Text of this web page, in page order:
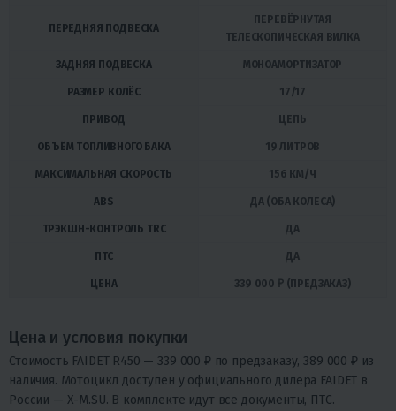
ПЕРЕДНЯЯ ПОДВЕСКА
ПЕРЕВЁРНУТАЯ
ТЕЛЕСКОПИЧЕСКАЯ ВИЛКА
ЗАДНЯЯ ПОДВЕСКА МОНОАМОРТИЗАТОР
РАЗМЕР КОЛЁС 17/17
ПРИВОД ЦЕПЬ
ОБЪЁМ ТОПЛИВНОГО БАКА 19 ЛИТРОВ
МАКСИМАЛЬНАЯ СКОРОСТЬ 156 КМ/Ч
ABS ДА (ОБА КОЛЕСА)
ТРЭКШН-КОНТРОЛЬ TRC ДА
ПТС ДА
ЦЕНА 339 000 ₽ (ПРЕДЗАКАЗ)
Цена и условия покупки
Стоимость FAIDET R450 — 339 000 ₽ по предзаказу, 389 000 ₽ из
наличия. Мотоцикл доступен у официального дилера FAIDET в
России — X-M.SU. В комплекте идут все документы, ПТС.